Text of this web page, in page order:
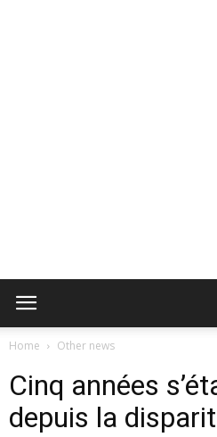
Home Other news
Cinq années
depuis la